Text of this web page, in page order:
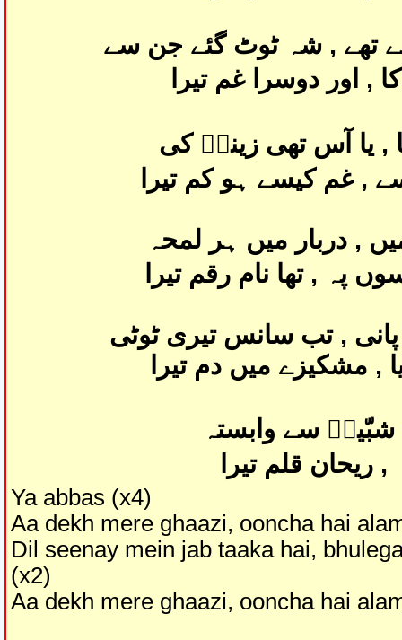
تھے , شہ ٹوٹ گئے جن سے
, اور دوسرا غم تیرا
, یا آس تھی زینبؑ کی
, غم کیسے ہو کم تیرا
, دربار میں ہر لمحہ
پہ , تھا نام رقم تیرا
, تب سانس تیری ٹوٹی
, مشکیزے میں دم تیرا
شبّیرؑ سے وابستہ
قلم تیرا
Ya abbas (x4)
Aa dekh mere ghaazi, ooncha hai
Dil seenay mein jab taaka hai,
(x2)
Aa dekh mere ghaazi, ooncha hai